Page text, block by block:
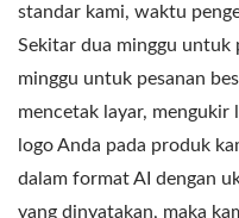
standar kami, waktu
Sekitar dua minggu untuk
minggu untuk pesanan
mencetak layar, mengukir
logo Anda pada produk
dalam format AI dengan
yang dinyatakan, maka